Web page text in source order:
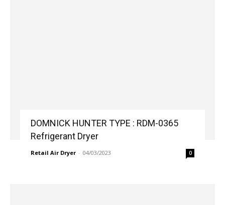
DOMNICK HUNTER TYPE : RDM-0365
Refrigerant Dryer
Retail Air Dryer - 04/03/2023 0